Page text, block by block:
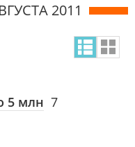
2011
5 млн 7